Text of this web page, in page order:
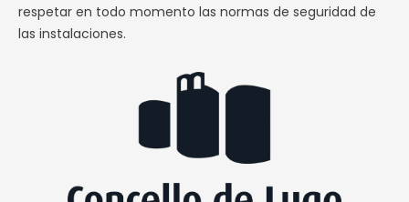
respetar en todo momento las normas de seguridad de
las instalaciones.